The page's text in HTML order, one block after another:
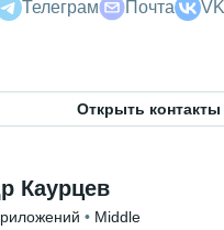
Телеграм Почта VK
и вычислительной
Открыть контакты
Каурцев
• Middle